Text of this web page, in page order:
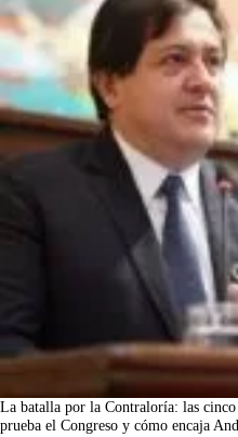
La batalla por la Contraloría: las cinco
prueba el Congreso y cómo encaja